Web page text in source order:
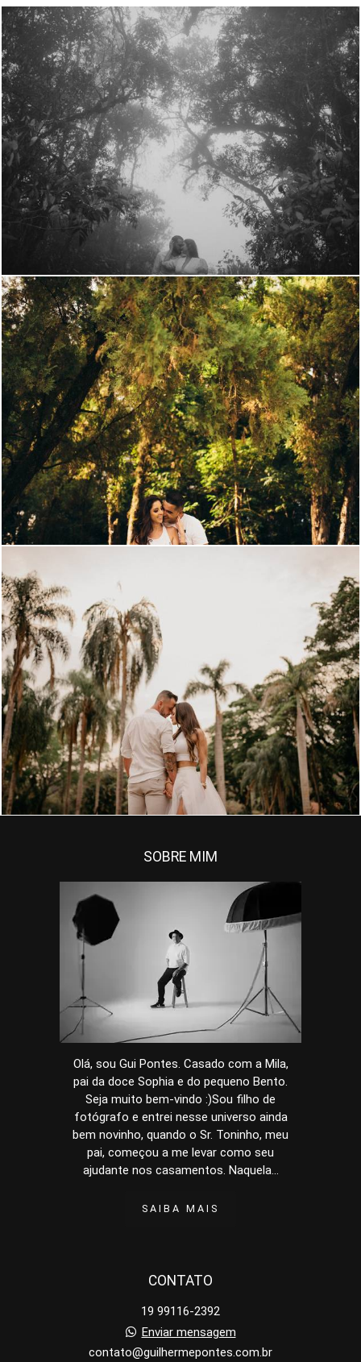
SOBRE MIM
Olá, sou Gui Pontes. Casado com a Mila,
pai da doce Sophia e do pequeno Bento.
Seja muito bem-vindo :)Sou filho de
fotógrafo e entrei nesse universo ainda
bem novinho, quando o Sr. Toninho, meu
pai, começou a me levar como seu
ajudante nos casamentos. Naquela...
SAIBA MAIS
CONTATO
19 99116-2392
Enviar mensagem
contato@guilhermepontes.com.br